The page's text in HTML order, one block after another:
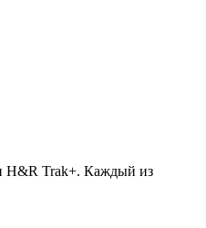
H&R Trak+. Каждый из